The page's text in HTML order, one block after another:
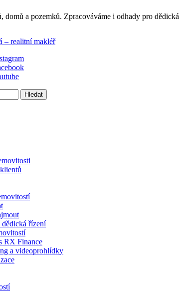
domů a pozemků. Zpracováváme i odhady pro
– realitní makléř
řízení
RX Finance
a videoprohlídky